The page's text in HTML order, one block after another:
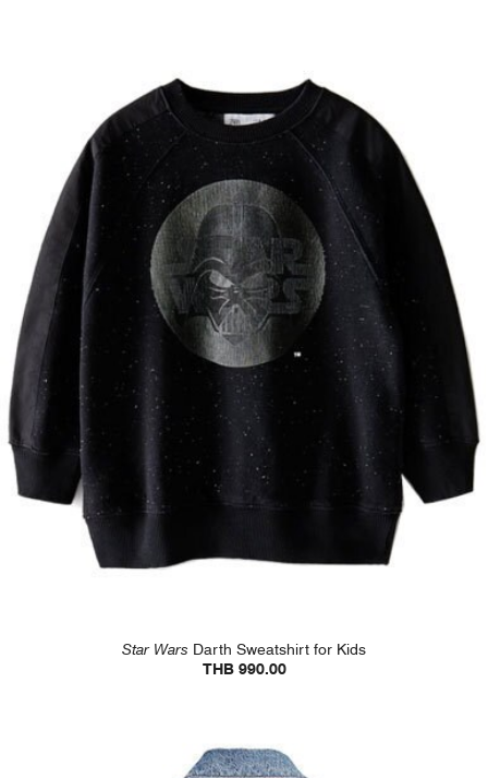
Star Wars Darth Sweatshirt for Kids
THB 990.00